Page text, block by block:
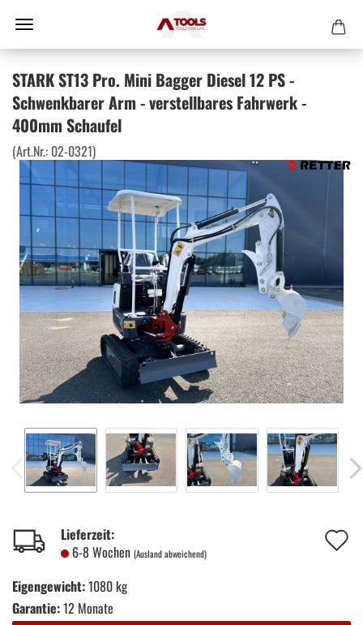
STARK ST13 Pro. Mini Bagger Diesel 12 PS -
Schwenkbarer Arm - verstellbares Fahrwerk -
400mm Schaufel
(Art.Nr.: 02-0321)
Lieferzeit:
6-8 Wochen (Ausland abweichend)
Eigengewicht:1080 kg
Garantie:12 Monate